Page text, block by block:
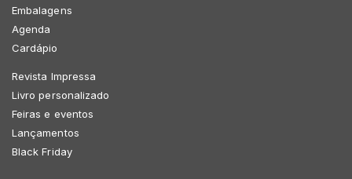
Embalagens
Agenda
Cardápio
Revista Impressa
Livro personalizado
Feiras e eventos
Lançamentos
Black Friday